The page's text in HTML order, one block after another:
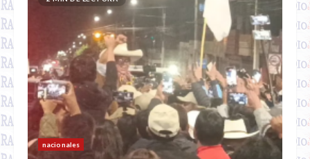
nacionales